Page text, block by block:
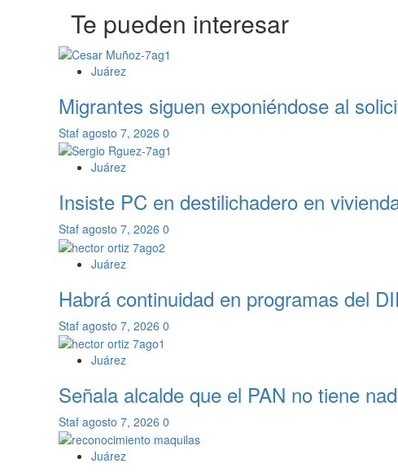
Te pueden interesar
Juárez
Migrantes siguen exponiéndose al
Staf agosto 7, 2026 0
Juárez
Insiste PC en destilichadero en
Staf agosto 7, 2026 0
Juárez
Habrá continuidad en programas del
Staf agosto 7, 2026 0
Juárez
Señala alcalde que el PAN no tiene
Staf agosto 7, 2026 0
Juárez